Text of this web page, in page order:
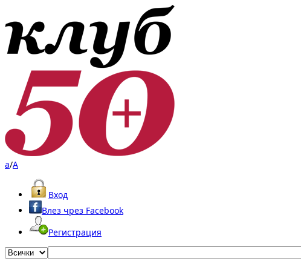
a/A
Вход
Влез чрез Facebook
Регистрация